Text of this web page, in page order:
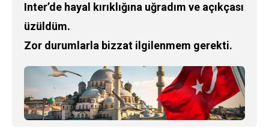
Inter’de hayal kırıklığına uğradım ve açıkçası
üzüldüm.
Zor durumlarla bizzat ilgilenmem gerekti.